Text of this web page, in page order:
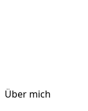
Über mich